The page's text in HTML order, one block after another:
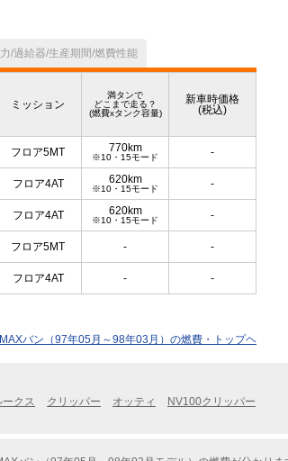
/過給器/生産期間/燃費性能
ミッション
満タンで
どこまで走る？
(燃費xタンク容量)
新車時価格
(税込)
フロア5MT 770km
※10・15モード -
フロア4AT 620km
※10・15モード -
フロア4AT 620km
※10・15モード -
フロア5MT - -
フロア4AT - -
バン（97年05月～98年03月）の燃費・トップヘ
クス クリッパー オッティ NV100クリッパー